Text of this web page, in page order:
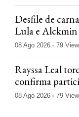
Desfile de
Lula e Alckmin
econômico
08 Ago 2026 79
Rayssa Leal
confirma
08 Ago 2026 79